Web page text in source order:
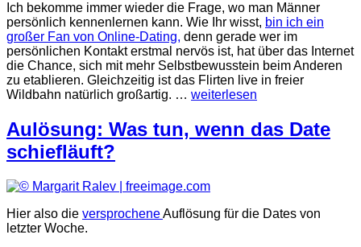
Ich bekomme immer wieder die Frage, wo man Männer
persönlich kennenlernen kann. Wie Ihr wisst, bin ich ein
großer Fan von Online-Dating, denn gerade wer im
persönlichen Kontakt erstmal nervös ist, hat über das Internet
die Chance, sich mit mehr Selbstbewusstein beim Anderen
zu etablieren. Gleichzeitig ist das Flirten live in freier
Wildbahn natürlich großartig. … weiterlesen
Aulösung: Was tun, wenn das Date
schiefläuft?
Hier also die versprocheneAuflösung für die Dates von
letzter Woche.